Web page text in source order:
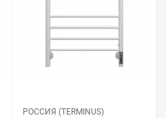
РОССИЯ (TERMINUS)